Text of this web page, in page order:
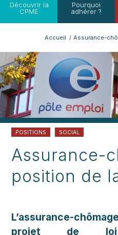
Découvrir la
CPME
Pourquoi
adhérer ?
Accueil / Assurance-
POSITIONS SOCIAL
Assurance-
position de
L’assurance-
projet de